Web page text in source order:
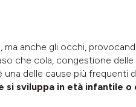
ma anche gli occhi,
che cola, congestione
delle cause più frequenti
si sviluppa in età infantile o